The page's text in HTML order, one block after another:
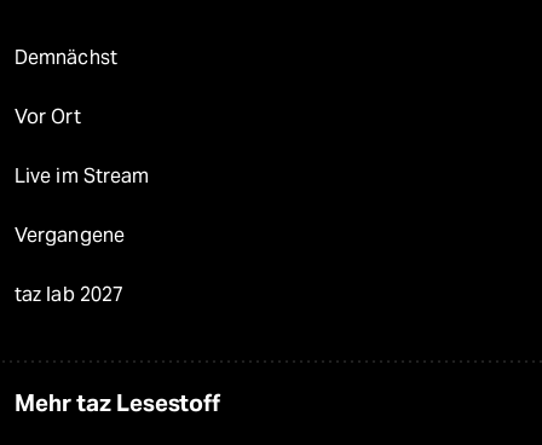
Demnächst
Vor Ort
Live im Stream
Vergangene
taz lab 2027
Mehr taz Lesestoff